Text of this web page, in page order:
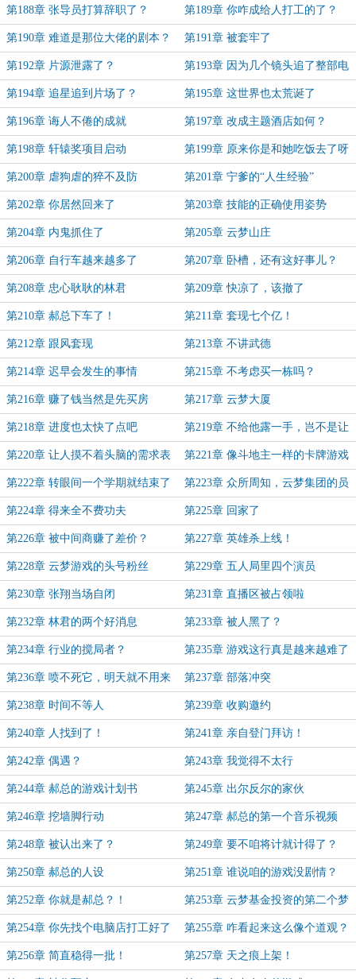
第188章 张导员打算辞职了？ 第189章 你咋成给人打工的了？
第190章 难道是那位大佬的剧本？ 第191章 被套牢了
第192章 片源泄露了？ 第193章 因为几个镜头追了整部电
影
第194章 追星追到片场了？ 第195章 这世界也太荒诞了
第196章 诲人不倦的成就 第197章 改成主题酒店如何？
第198章 轩辕奖项目启动 第199章 原来你是和她吃饭去了呀
第200章 虐狗虐的猝不及防 第201章 宁爹的“人生经验”
第202章 你居然回来了 第203章 技能的正确使用姿势
第204章 内鬼抓住了 第205章 云梦山庄
第206章 自行车越来越多了 第207章 卧槽，还有这好事儿？
第208章 忠心耿耿的林君 第209章 快凉了，该撤了
第210章 郝总下车了！ 第211章 套现七个亿！
第212章 跟风套现 第213章 不讲武德
第214章 迟早会发生的事情 第215章 不考虑买一栋吗？
第216章 赚了钱当然是先买房 第217章 云梦大厦
第218章 进度也太快了点吧 第219章 不给他露一手，岂不是让
人小瞧了？
第220章 让人摸不着头脑的需求表 第221章 像斗地主一样的卡牌游戏
第222章 转眼间一个学期就结束了 第223章 众所周知，云梦集团的员
工各个都是肝帝
第224章 得来全不费功夫 第225章 回家了
第226章 被中间商赚了差价？ 第227章 英雄杀上线！
第228章 云梦游戏的头号粉丝 第229章 五人局里四个演员
第230章 张翔当场自闭 第231章 直播区被占领啦
第232章 林君的两个好消息 第233章 被人黑了？
第234章 行业的搅局者？ 第235章 游戏这行真是越来越难了
第236章 喷不死它，明天就不用来
上班了！
第237章 部落冲突
第238章 时间不等人 第239章 收购邀约
第240章 人找到了！ 第241章 亲自登门拜访！
第242章 偶遇？ 第243章 我觉得不太行
第244章 郝总的游戏计划书 第245章 出尔反尔的家伙
第246章 挖墙脚行动 第247章 郝总的第一个音乐视频
第248章 被认出来了？ 第249章 要不咱将计就计得了？
第250章 郝总的人设 第251章 谁说咱的游戏没剧情？
第252章 你就是郝总？！ 第253章 云梦基金投资的第二个梦
想
第254章 你先找个电脑店打工好了 第255章 咋看起来这么像个道观？
第256章 简直稳得一批！ 第257章 天之痕上架！